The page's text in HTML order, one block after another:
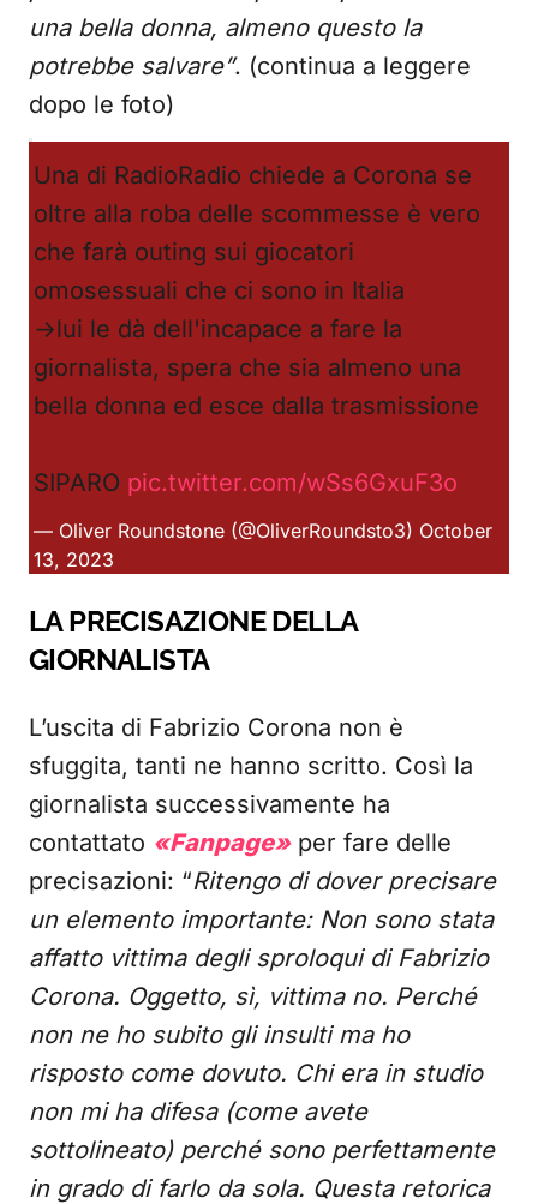
una bella donna, almeno questo la
potrebbe salvare”. (continua a leggere
dopo le foto)
Una di RadioRadio chiede a Corona se
oltre alla roba delle scommesse è vero
che farà outing sui giocatori
omosessuali che ci sono in Italia
->lui le dà dell'incapace a fare la
giornalista, spera che sia almeno una
bella donna ed esce dalla trasmissione
SIPARO pic.twitter.com/wSs6GxuF3o
— Oliver Roundstone (@OliverRoundsto3) October
13, 2023
LA PRECISAZIONE DELLA
GIORNALISTA
L’uscita di Fabrizio Corona non è
sfuggita, tanti ne hanno scritto. Così la
giornalista successivamente ha
contattato «Fanpage»per fare delle
precisazioni: “Ritengo di dover precisare
un elemento importante: Non sono stata
affatto vittima degli sproloqui di Fabrizio
Corona. Oggetto, sì, vittima no. Perché
non ne ho subito gli insulti ma ho
risposto come dovuto. Chi era in studio
non mi ha difesa (come avete
sottolineato) perché sono perfettamente
in grado di farlo da sola. Questa retorica